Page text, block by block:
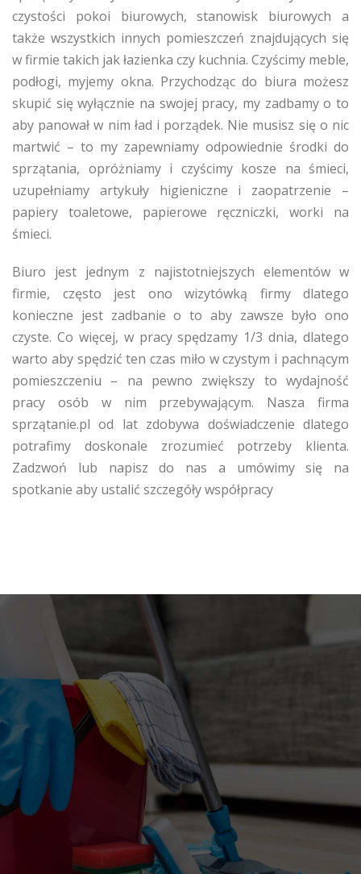
czystości pokoi biurowych, stanowisk biurowych a
także wszystkich innych pomieszczeń znajdujących się
w firmie takich jak łazienka czy kuchnia. Czyścimy meble,
podłogi, myjemy okna. Przychodząc do biura możesz
skupić się wyłącznie na swojej pracy, my zadbamy o to
aby panował w nim ład i porządek. Nie musisz się o nic
martwić – to my zapewniamy odpowiednie środki do
sprzątania, opróżniamy i czyścimy kosze na śmieci,
uzupełniamy artykuły higieniczne i zaopatrzenie –
papiery toaletowe, papierowe ręczniczki, worki na
śmieci.
Biuro jest jednym z najistotniejszych elementów w
firmie, często jest ono wizytówką firmy dlatego
konieczne jest zadbanie o to aby zawsze było ono
czyste. Co więcej, w pracy spędzamy 1/3 dnia, dlatego
warto aby spędzić ten czas miło w czystym i pachnącym
pomieszczeniu – na pewno zwiększy to wydajność
pracy osób w nim przebywającym. Nasza firma
sprzątanie.pl od lat zdobywa doświadczenie dlatego
potrafimy doskonale zrozumieć potrzeby klienta.
Zadzwoń lub napisz do nas a umówimy się na
spotkanie aby ustalić szczegóły współpracy